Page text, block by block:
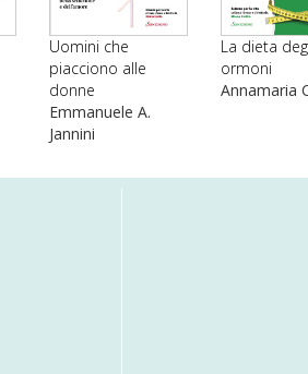
Uomini che
piacciono alle
donne
Emmanuele A.
Jannini
La dieta
ormoni
Annamaria